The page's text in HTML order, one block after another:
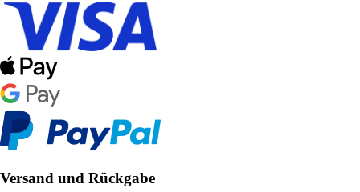
Versand und Rückgabe